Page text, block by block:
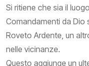
Si ritiene che sia il
Comandamenti da Dio
Roveto Ardente, un
nelle vicinanze.
Questo aggiunge un